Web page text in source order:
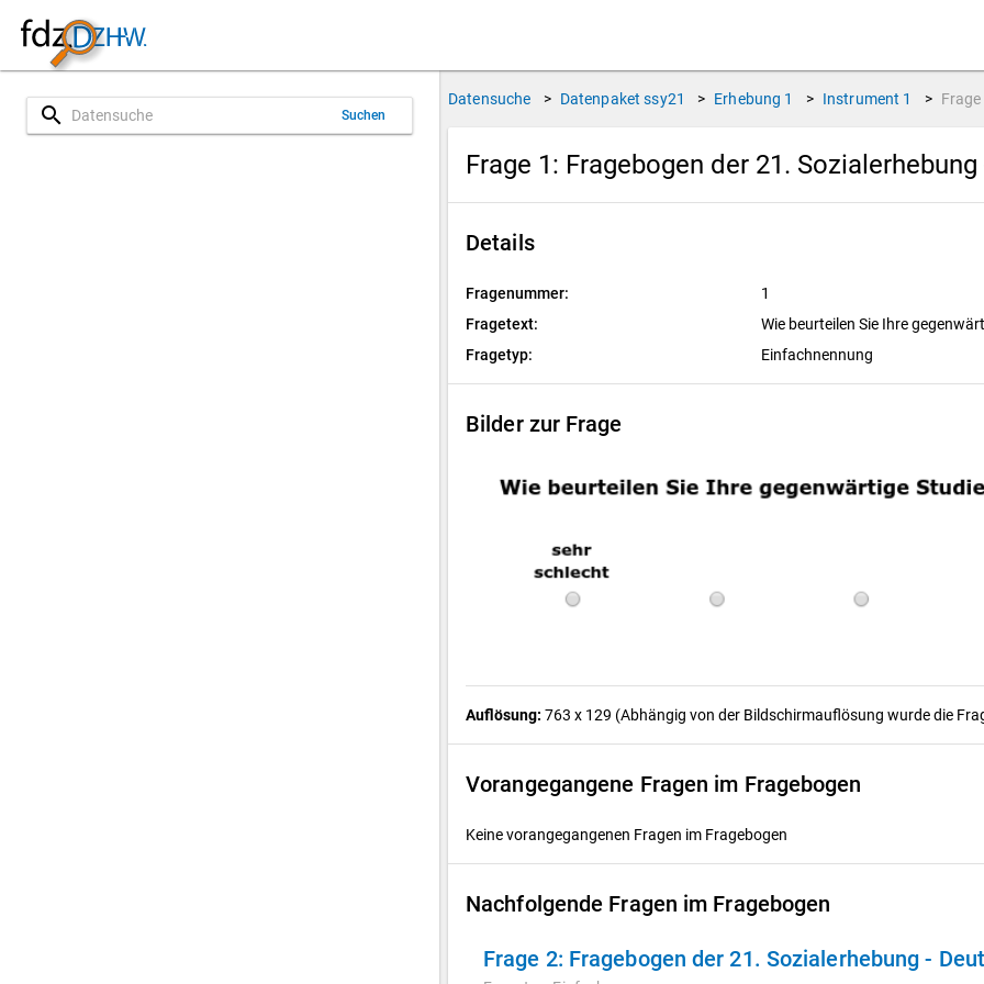
search Suchen
Datensuche > Datenpaket ssy21 > Erhebung 1 > Instrument 1 > Frage
Frage 1: Fragebogen der 21.
Details
Fragenummer:
1
Fragetext:
Wie beurteilen Sie Ihre
Fragetyp:
Einfachnennung
Bilder zur Frage
Auflösung: 763 x 129 (Abhängig von der Bildschirmauflösung wurde die
Vorangegangene Fragen im Fragebogen
Keine vorangegangenen Fragen im Fragebogen
Nachfolgende Fragen im Fragebogen
Frage 2: Fragebogen der 21. Sozialerhebung -